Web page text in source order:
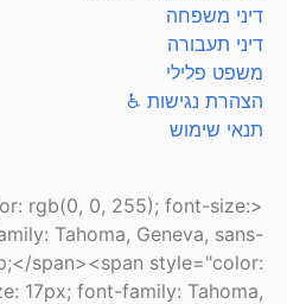
דיני משפחה
דיני תעבורה
משפט פלילי
הצהרת נגישות ♿
תנאי שימוש
rgb(0, 0, 255); font-size:
Tahoma, Geneva, sans-
span><span style="color:
17px; font-family: Tahoma,